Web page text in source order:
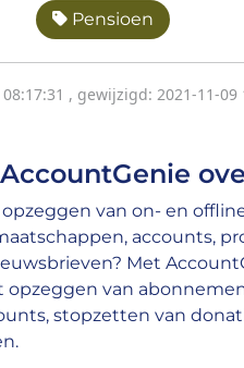
Pensioen
, gewijzigd: 2021-11-09
van on- en
accounts,
Met
opzeggen van
stopzetten van